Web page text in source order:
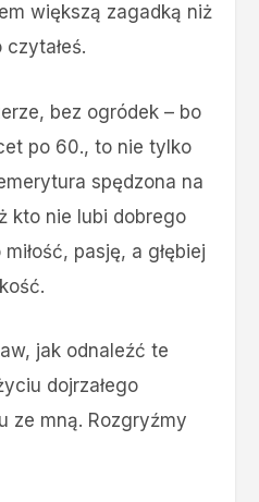
większą zagadką niż
bez ogródek – bo
po 60., to nie tylko
spędzona na
kto nie lubi dobrego
pasję, a głębiej
jak odnaleźć te
dojrzałego
ze mną. Rozgryźmy